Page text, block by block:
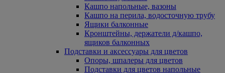
Кашпо напольные, вазоны
Кашпо на перила, водосточную трубу
Ящики балконные
Кронштейны, держатели д/кашпо,
ящиков балконных
Подставки и аксессуары для цветов
Опоры, шпалеры для цветов
Подставки для цветов напольные